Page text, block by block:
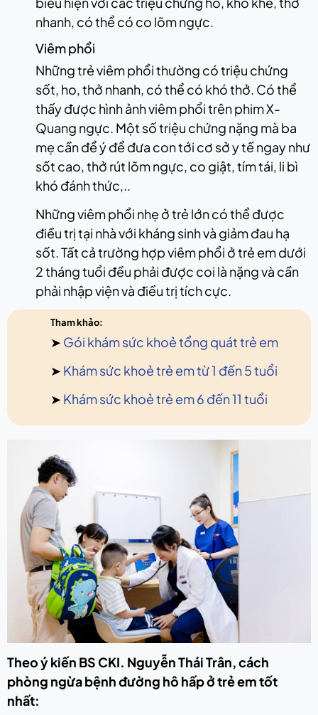
nhanh, có thể có co lõm ngực.
Viêm phổi
Những trẻ viêm phổi thường có triệu chứng
sốt, ho, thở nhanh, có thể có khó thở. Có thể
thấy được hình ảnh viêm phổi trên phim X-
Quang ngực. Một số triệu chứng nặng mà ba
mẹ cần để ý để đưa con tới cơ sở y tế ngay như
sốt cao, thở rút lõm ngực, co giật, tím tái, li bì
khó đánh thức,..
Những viêm phổi nhẹ ở trẻ lớn có thể được
điều trị tại nhà với kháng sinh và giảm đau hạ
sốt. Tất cả trường hợp viêm phổi ở trẻ em dưới
2 tháng tuổi đều phải được coi là nặng và cần
phải nhập viện và điều trị tích cực.
Tham khảo:
➤ Gói khám sức khoẻ tổng quát trẻ em
➤ Khám sức khoẻ trẻ em từ 1 đến 5 tuổi
➤ Khám sức khoẻ trẻ em 6 đến 11 tuổi
Theo ý kiến BS CKI. Nguyễn Thái Trân, cách
phòng ngừa bệnh đường hô hấp ở trẻ em tốt
nhất: